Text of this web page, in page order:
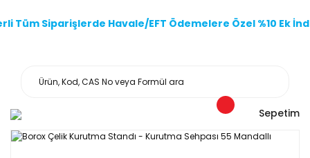
Tüm Siparişlerde Havale/EFT Ödemelere Özel %10 Ek
Sepetim